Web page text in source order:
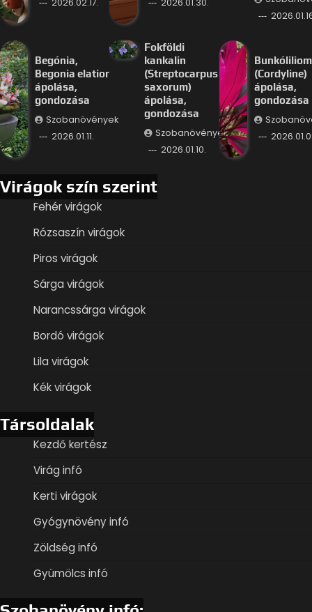
Begónia,
Begonia elatior
ápolása,
gondozása
Szobanövények
2026.01.11.
Fokföldi
kankalin
(Streptocarpus
saxorum)
ápolása,
gondozása
Szobanövények
2026.01.10.
Bunkóliliom
(Cordyline)
ápolása,
gondozása
Virágok szín szerint
Fehér virágok
Rózsaszín virágok
Piros virágok
Sárga virágok
Narancssárga virágok
Bordó virágok
Lila virágok
Kék virágok
Társoldalak
Kezdő kertész
Virág infó
Kerti virágok
Gyógynövény infó
Zöldség infó
Gyümölcs infó